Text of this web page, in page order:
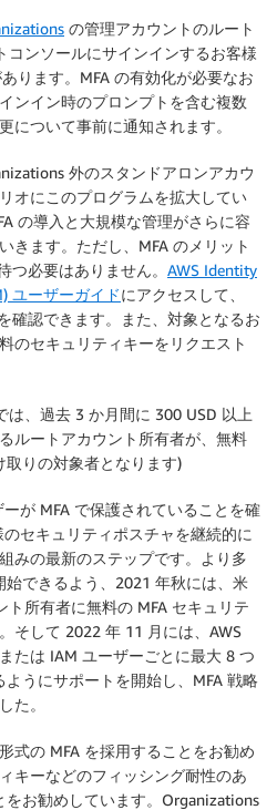
の管理アカウントのルート
コンソールにサインインするお客様
ります。MFA の有効化が必要なお
ンイン時のプロンプトを含む複数
について事前に通知されます。
外のスタンドアロンアカウ
オにこのプログラムを拡大してい
の導入と大規模な管理がさらに容
きます。ただし、MFA のメリット
つ必要はありません。 AWS Identity
ユーザーガイドにアクセスして、
確認できます。また、対象となるお
のセキュリティキーをリクエスト
、過去 3 か月間に 300 USD 以上
ルートアカウント所有者が、無料
取りの対象者となります)
が MFA で保護されていることを確
セキュリティポスチャを継続的に
みの最新のステップです。より多
始できるよう、2021 年秋には、米
ト所有者に無料の MFA セキュリテ
そして 2022 年 11 月には、AWS
たは IAM ユーザーごとに最大 8 つ
うにサポートを開始し、MFA 戦略
た。
式の MFA を採用することをお勧め
キーなどのフィッシング耐性のあ
をお勧めしています。Organizations